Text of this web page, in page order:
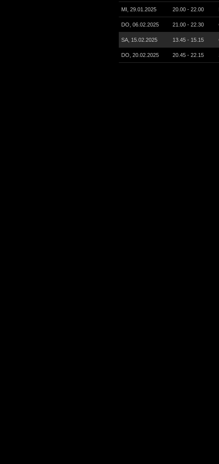
MI, 29.01.2025 20.00 - 22.00
DO, 06.02.2025 21.00 - 22.30
SA, 15.02.2025 13.45 - 15.15
DO, 20.02.2025 20.45 - 22.15